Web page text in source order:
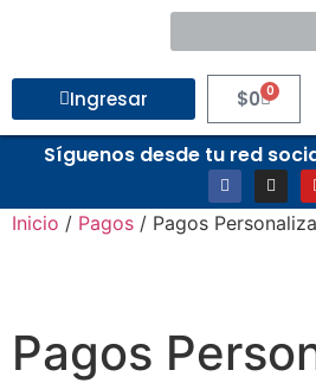
Ingresar $0 0
Síguenos desde tu red
Inicio / Pagos / Pagos
Pagos